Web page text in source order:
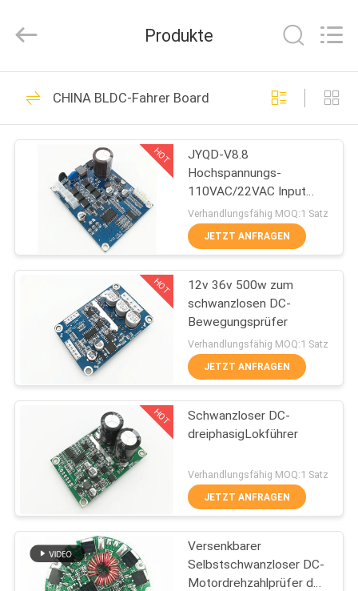
STARTSEITE
PRODUKTE
VIDEOS
UNS
FABRIK
TOUR
QUALITÄTSKONTROLLE
KONTAKT
NACHRICHTEN
ALLE
FÄLLE
Motor
Technology
Rights
BLDC-Fahrer Board
191
BLDC-Lokführer IC
36
3 Phase bldc
Lokführer
Produkte
CHINA BLDC-Fahrer Board
HOT
JYQD-V8.8
Hochspannungs-
110VAC/22VAC Input
BLDC Lokführer
Verhandlungsfähig MOQ:1 Satz
JETZT ANFRAGEN
HOT
12v 36v 500w zum
schwanzlosen DC-
Bewegungsprüfer
Verhandlungsfähig MOQ:1 Satz
JETZT ANFRAGEN
HOT
Schwanzloser DC-
dreiphasigLokführer
Verhandlungsfähig MOQ:1 Satz
JETZT ANFRAGEN
Versenkbarer
Selbstschwanzloser DC-
Motordrehzahlprüfer der